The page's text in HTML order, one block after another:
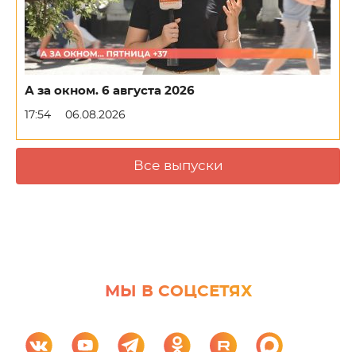
А за окном. 6 августа 2026
17:54 06.08.2026
Все выпуски
МЫ В СОЦСЕТЯХ